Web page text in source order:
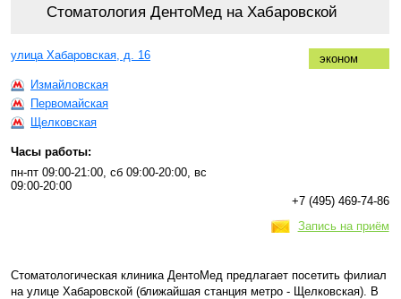
Стоматология ДентоМед на Хабаровской
эконом
улица Хабаровская, д. 16
Измайловская
Первомайская
Щелковская
Часы работы:
пн-пт 09:00-21:00, сб 09:00-20:00, вс
09:00-20:00
+7 (495) 469-74-86
Запись на приём
Стоматологическая клиника ДентоМед предлагает посетить филиал
на улице Хабаровской (ближайшая станция метро - Щелковская). В